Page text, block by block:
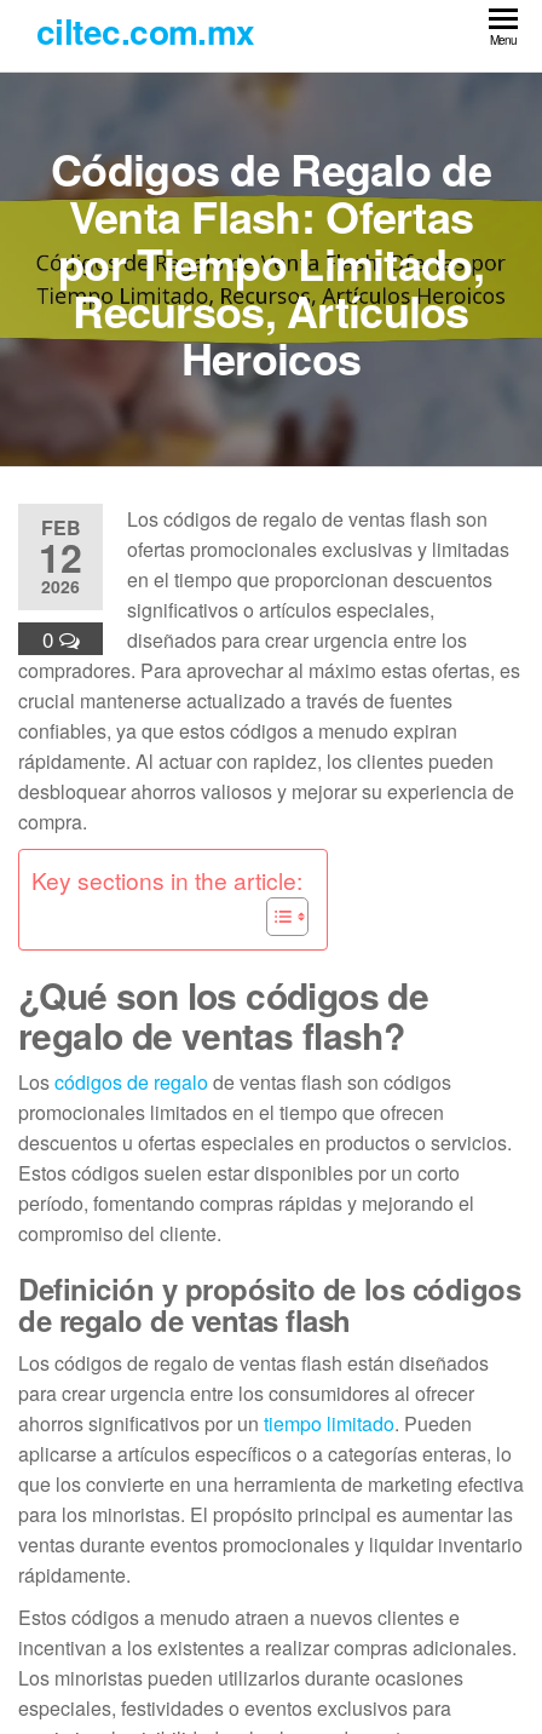
the
ciltec.com.mx Menu
Códigos de Regalo de
Venta Flash: Ofertas
por Tiempo Limitado,
Recursos, Artículos
Heroicos
FEB
12
2026
0
Los códigos de regalo de ventas flash son
ofertas promocionales exclusivas y limitadas
en el tiempo que proporcionan descuentos
significativos o artículos especiales,
diseñados para crear urgencia entre los
compradores. Para aprovechar al máximo estas ofertas, es
crucial mantenerse actualizado a través de fuentes
confiables, ya que estos códigos a menudo expiran
rápidamente. Al actuar con rapidez, los clientes pueden
desbloquear ahorros valiosos y mejorar su experiencia de
compra.
Key sections in the article:
¿Qué son los códigos de
regalo de ventas flash?
Loscódigos de regalode ventas flash son códigos
promocionales limitados en el tiempo que ofrecen
descuentos u ofertas especiales en productos o servicios.
Estos códigos suelen estar disponibles por un corto
período, fomentando compras rápidas y mejorando el
compromiso del cliente.
Definición y propósito de los códigos
de regalo de ventas flash
Los códigos de regalo de ventas flash están diseñados
para crear urgencia entre los consumidores al ofrecer
ahorros significativos por un tiempo limitado. Pueden
aplicarse a artículos específicos o a categorías enteras, lo
que los convierte en una herramienta de marketing efectiva
para los minoristas. El propósito principal es aumentar las
ventas durante eventos promocionales y liquidar inventario
rápidamente.
Estos códigos a menudo atraen a nuevos clientes e
incentivan a los existentes a realizar compras adicionales.
Los minoristas pueden utilizarlos durante ocasiones
especiales, festividades o eventos exclusivos para